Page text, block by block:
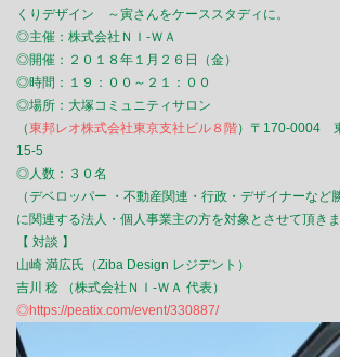
くりデザイン ～寅さんをケーススタディに。
◎主催：株式会社ＮＩ-ＷＡ
◎開催：２０１８年１月２６日（金）
◎時間：１９：００～２１：００
◎場所：大塚コミュニティサロン
（東邦レオ株式会社東京支社ビル８階）〒170-0004
15-5
◎人数：３０名
（デベロッパー ・不動産関連・行政・デザイナーなど
に関連する法人・個人事業主の方を対象とさせて頂きま
【 対談 】
山崎 満広氏（Ziba Design レジデント）
吉川 稔 （株式会社ＮＩ-ＷＡ 代表）
◎https://peatix.com/event/330887/